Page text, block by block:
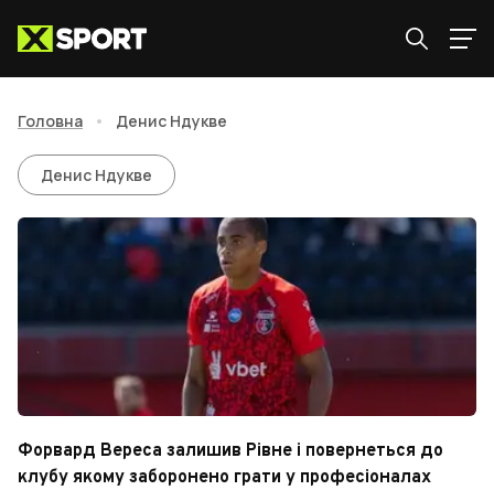
Головна • Денис Ндукве
Денис Ндукве
Денис Ндукве
Форвард Вереса залишив Рівне і повернеться до
клубу якому заборонено грати у професіоналах